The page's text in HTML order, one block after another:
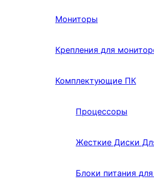
Мониторы
Крепления для
Комплектующие ПК
Процессоры
Жесткие Диски
Блоки питания